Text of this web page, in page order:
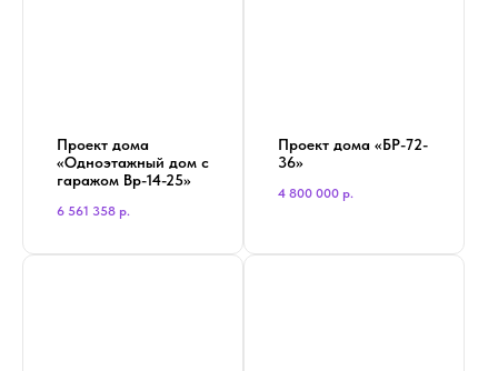
Проект дома
«Одноэтажный дом с
гаражом Вр-14-25»
6 561 358 р.
Проект дома «БР-72-
36»
4 800 000 р.